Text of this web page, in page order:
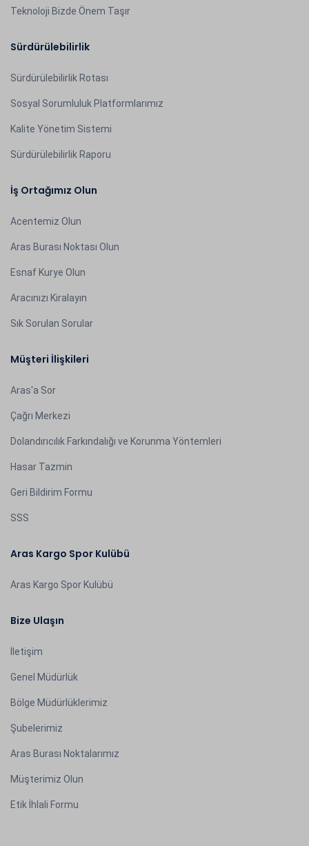
Teknoloji Bizde Önem Taşır
Sürdürülebilirlik
Sürdürülebilirlik Rotası
Sosyal Sorumluluk Platformlarımız
Kalite Yönetim Sistemi
Sürdürülebilirlik Raporu
İş Ortağımız Olun
Acentemiz Olun
Aras Burası Noktası Olun
Esnaf Kurye Olun
Aracınızı Kiralayın
Sık Sorulan Sorular
Müşteri İlişkileri
Aras'a Sor
Çağrı Merkezi
Dolandırıcılık Farkındalığı ve Korunma Yöntemleri
Hasar Tazmin
Geri Bildirim Formu
SSS
Aras Kargo Spor Kulübü
Aras Kargo Spor Kulübü
Bize Ulaşın
İletişim
Genel Müdürlük
Bölge Müdürlüklerimiz
Şubelerimiz
Aras Burası Noktalarımız
Müşterimiz Olun
Etik İhlali Formu